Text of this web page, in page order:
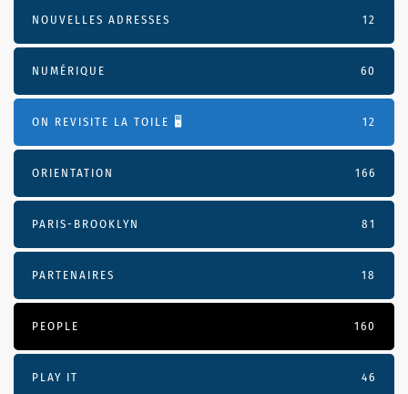
NOUVELLES ADRESSES 12
NUMÉRIQUE 60
ON REVISITE LA TOILE 🖥️ 12
ORIENTATION 166
PARIS-BROOKLYN 81
PARTENAIRES 18
PEOPLE 160
PLAY IT 46